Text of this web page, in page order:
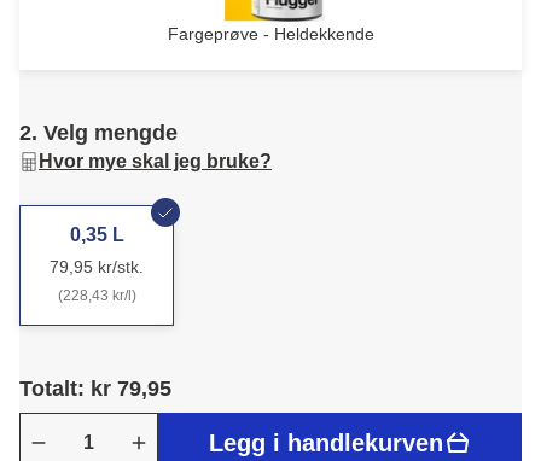
Fargeprøve - Heldekkende
2. Velg mengde
Hvor mye skal jeg bruke?
0,35 L
79,95 kr/stk.
(228,43 kr/l)
Totalt: kr 79,95
Legg i handlekurven